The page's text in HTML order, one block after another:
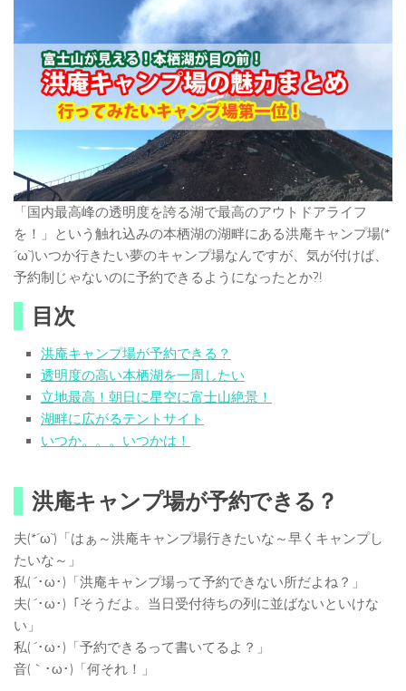
「国内最高峰の透明度を誇る湖で最高のアウトドアライフ
を！」という触れ込みの本栖湖の湖畔にある洪庵キャンプ場(*
´ω`)いつか行きたい夢のキャンプ場なんですが、気が付けば、
予約制じゃないのに予約できるようになったとか?!
目次
洪庵キャンプ場が予約できる？
透明度の高い本栖湖を一周したい
立地最高！朝日に星空に富士山絶景！
湖畔に広がるテントサイト
いつか。。。いつかは！
洪庵キャンプ場が予約できる？
夫(*´ω`)「はぁ～洪庵キャンプ場行きたいな～早くキャンプし
たいな～」
私( ´･ω･)「洪庵キャンプ場って予約できない所だよね？」
夫( ´･ω･)「そうだよ。当日受付待ちの列に並ばないといけな
い」
私( ´･ω･)「予約できるって書いてるよ？」
音(｀･ω･)「何それ！」